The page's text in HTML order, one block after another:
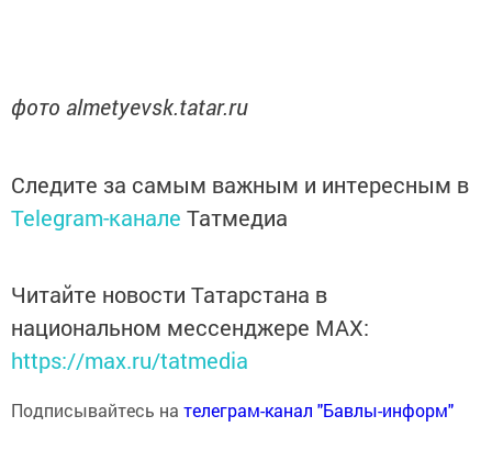
фото almetyevsk.tatar.ru
Следите за самым важным и интересным в
Telegram-канале Татмедиа
Читайте новости Татарстана в
национальном мессенджере MАХ:
https://max.ru/tatmedia
Подписывайтесь на телеграм-канал "Бавлы-информ"